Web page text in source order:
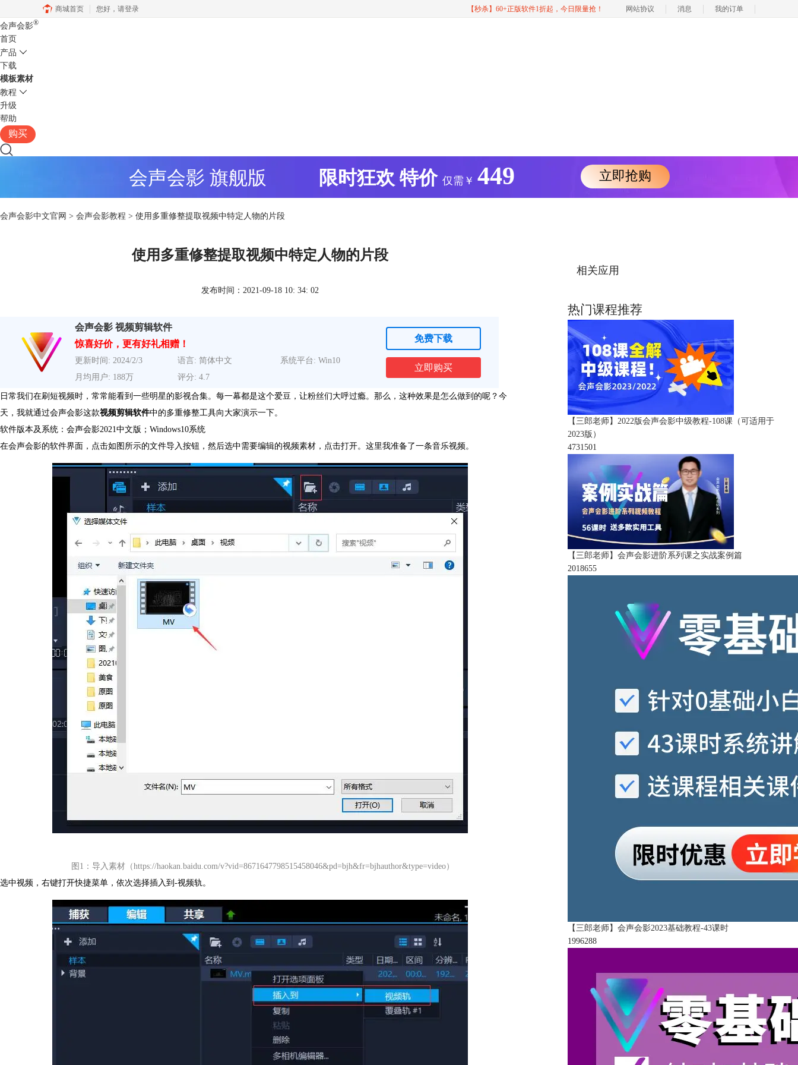
商城首页 您好， 请登录 【秒杀】60+正版软件1折起，今日限量抢！ 网站协议 消息 我的订单
会声会影®
首页
产品
下载
模板素材
教程
升级
帮助
购买
会声会影 旗舰版 限时狂欢 特价 仅需￥ 449 立即抢购
会声会影中文官网 > 会声会影教程 > 使用多重修整提取视频中特定人物的片段
使用多重修整提取视频中特定人物的片段
发布时间：2021-09-18 10: 34: 02
会声会影 视频剪辑软件
惊喜好价，更有好礼相赠！
更新时间: 2024/2/3 语言: 简体中文
系统平台: Win10
月均用户: 188万
评分: 4.7
免费下载
立即购买
日常我们在刷短视频时，常常能看到一些明星的影视合集。每一幕都是这个爱豆，让粉丝们大呼过瘾。那么，这种效果是怎么做到的呢？今
天，我就通过会声会影这款视频剪辑软件中的多重修整工具向大家演示一下。
软件版本及系统：会声会影2021中文版；Windows10系统
在会声会影的软件界面，点击如图所示的文件导入按钮，然后选中需要编辑的视频素材，点击打开。这里我准备了一条音乐视频。
图1：导入素材（https://haokan.baidu.com/v?vid=8671647798515458046&pd=bjh&fr=bjhauthor&type=video）
选中视频，右键打开快捷菜单，依次选择插入到-视频轨。
相关应用
热门课程推荐
【三郎老师】2022版会声会影中级教程-108课（可适用于
2023版）
4731501
【三郎老师】会声会影进阶系列课之实战案例篇
2018655
【三郎老师】会声会影2023基础教程-43课时
1996288